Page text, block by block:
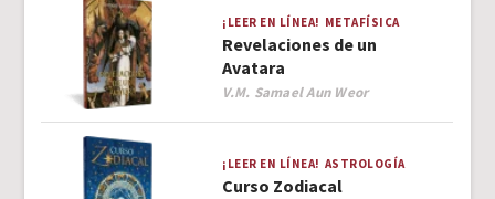
¡LEER EN LÍNEA! METAFÍSICA
Revelaciones de un
Avatara
Author
V.M. Samael Aun Weor
¡LEER EN LÍNEA! ASTROLOGÍA
Curso Zodiacal